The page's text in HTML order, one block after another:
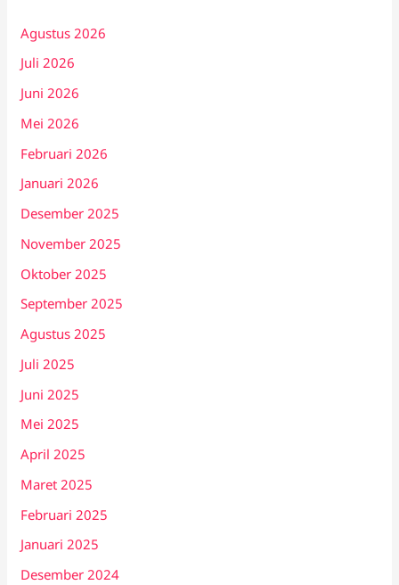
Agustus 2026
Juli 2026
Juni 2026
Mei 2026
Februari 2026
Januari 2026
Desember 2025
November 2025
Oktober 2025
September 2025
Agustus 2025
Juli 2025
Juni 2025
Mei 2025
April 2025
Maret 2025
Februari 2025
Januari 2025
Desember 2024